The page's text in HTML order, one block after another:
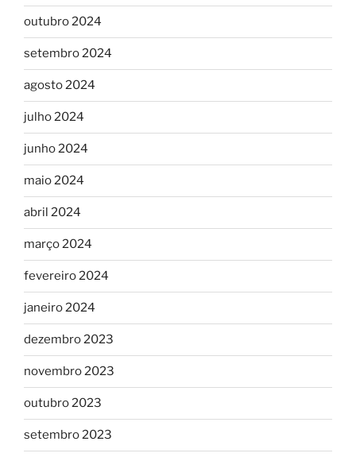
outubro 2024
setembro 2024
agosto 2024
julho 2024
junho 2024
maio 2024
abril 2024
março 2024
fevereiro 2024
janeiro 2024
dezembro 2023
novembro 2023
outubro 2023
setembro 2023